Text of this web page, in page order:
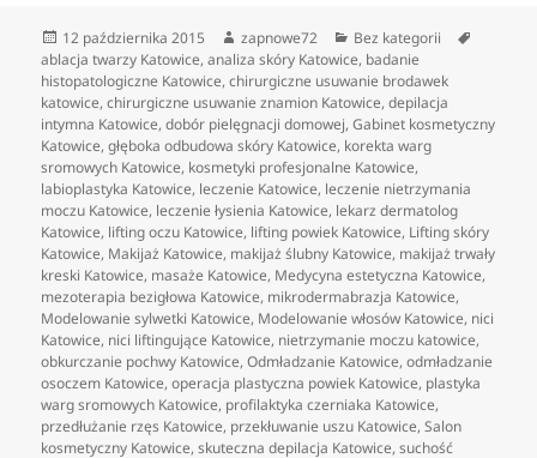
Data
publikacji
12 października 2015 Autor
zapnowe72 Kategorie
Bez kategorii
ablacja twarzy Katowice,analiza skóry Katowice, badanie
histopatologiczne Katowice,chirurgiczne usuwanie brodawek
katowice,chirurgiczne usuwanie znamion Katowice,depilacja
intymna Katowice,dobór pielęgnacji domowej,Gabinet kosmetyczny
Katowice,głęboka odbudowa skóry Katowice, korekta warg
sromowych Katowice, kosmetyki profesjonalne Katowice,
labioplastyka Katowice, leczenie Katowice, leczenie nietrzymania
moczu Katowice, leczenie łysienia Katowice, lekarz dermatolog
Katowice, lifting oczu Katowice, lifting powiek Katowice, Lifting skóry
Katowice, Makijaż Katowice, makijaż ślubny Katowice, makijaż trwały
kreski Katowice, masaże Katowice, Medycyna estetyczna Katowice,
mezoterapia bezigłowa Katowice, mikrodermabrazja Katowice,
Modelowanie sylwetki Katowice, Modelowanie włosów Katowice, nici
Katowice, nici liftingujące Katowice, nietrzymanie moczu katowice,
obkurczanie pochwy Katowice,Odmładzanie Katowice,odmładzanie
osoczem Katowice,operacja plastyczna powiek Katowice, plastyka
warg sromowych Katowice, profilaktyka czerniaka Katowice,
przedłużanie rzęs Katowice, przekłuwanie uszu Katowice,Salon
kosmetyczny Katowice,skuteczna depilacja Katowice,suchość